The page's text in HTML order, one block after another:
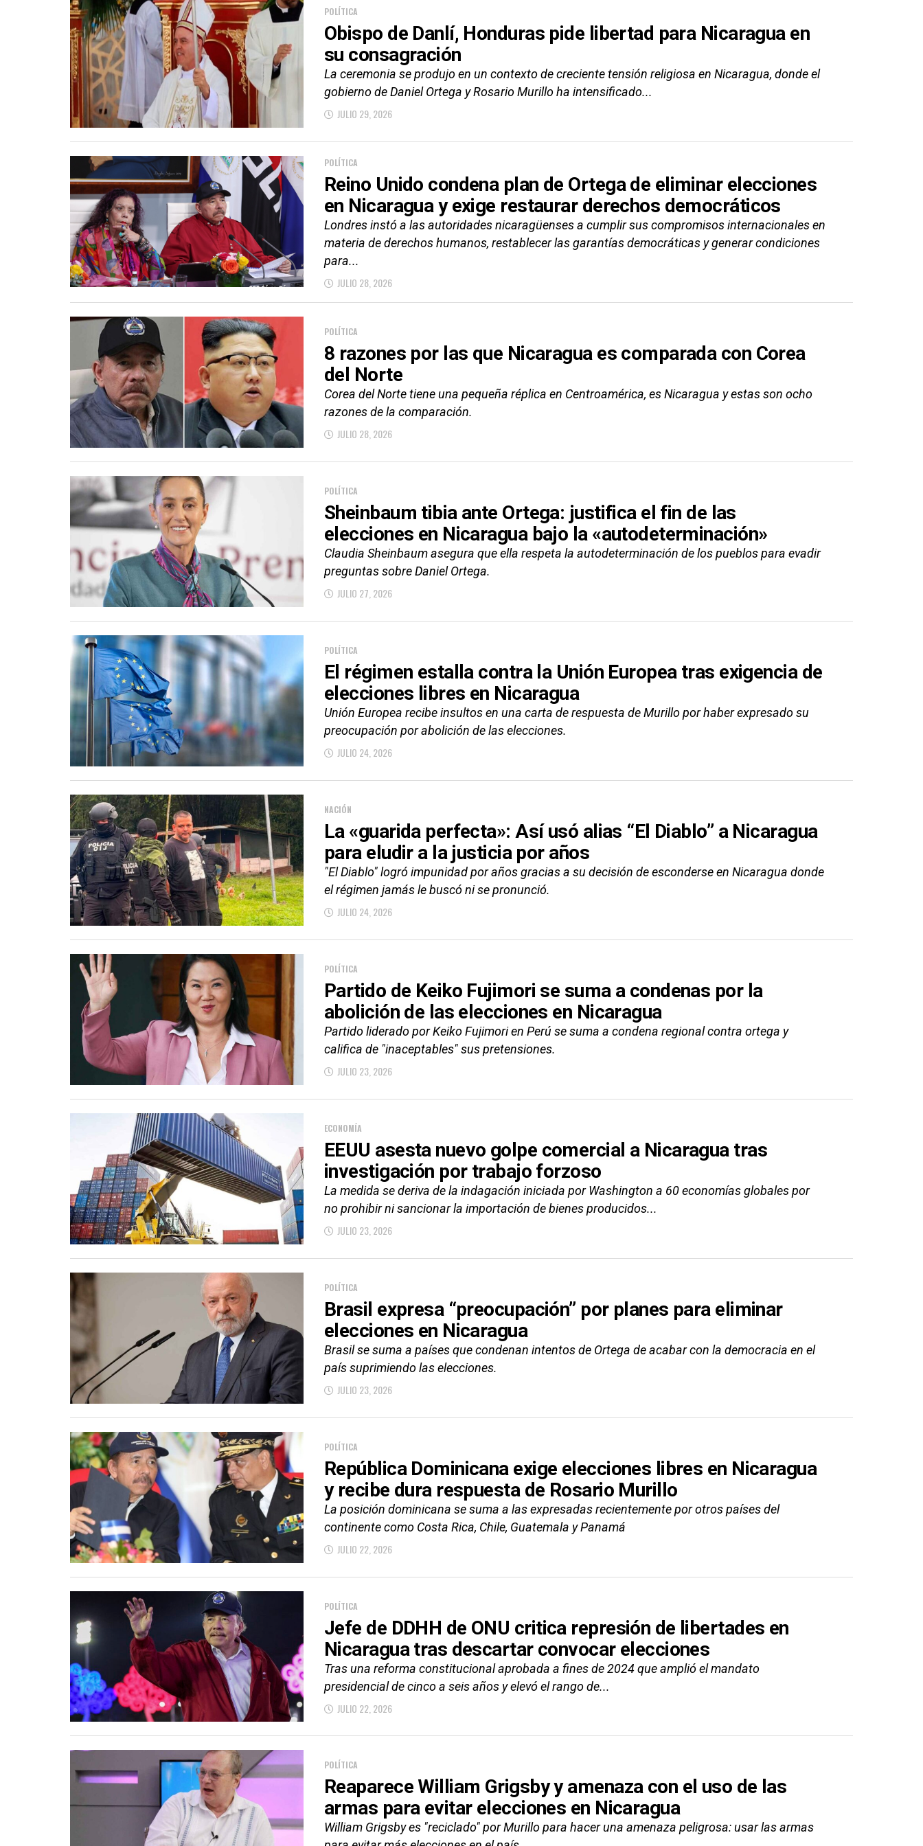
POLÍTICA
Obispo de Danlí, Honduras pide libertad para Nicaragua en
su consagración
La ceremonia se produjo en un contexto de creciente tensión religiosa en Nicaragua, donde el
gobierno de Daniel Ortega y Rosario Murillo ha intensificado...
JULIO 29, 2026
POLÍTICA
Reino Unido condena plan de Ortega de eliminar elecciones
en Nicaragua y exige restaurar derechos democráticos
Londres instó a las autoridades nicaragüenses a cumplir sus compromisos internacionales en
materia de derechos humanos, restablecer las garantías democráticas y generar condiciones
para...
JULIO 28, 2026
POLÍTICA
8 razones por las que Nicaragua es comparada con Corea
del Norte
Corea del Norte tiene una pequeña réplica en Centroamérica, es Nicaragua y estas son ocho
razones de la comparación.
JULIO 28, 2026
POLÍTICA
Sheinbaum tibia ante Ortega: justifica el fin de las
elecciones en Nicaragua bajo la «autodeterminación»
Claudia Sheinbaum asegura que ella respeta la autodeterminación de los pueblos para evadir
preguntas sobre Daniel Ortega.
JULIO 27, 2026
POLÍTICA
El régimen estalla contra la Unión Europea tras exigencia de
elecciones libres en Nicaragua
Unión Europea recibe insultos en una carta de respuesta de Murillo por haber expresado su
preocupación por abolición de las elecciones.
JULIO 24, 2026
NACIÓN
La «guarida perfecta»: Así usó alias “El Diablo” a Nicaragua
para eludir a la justicia por años
"El Diablo" logró impunidad por años gracias a su decisión de esconderse en Nicaragua donde
el régimen jamás le buscó ni se pronunció.
JULIO 24, 2026
POLÍTICA
Partido de Keiko Fujimori se suma a condenas por la
abolición de las elecciones en Nicaragua
Partido liderado por Keiko Fujimori en Perú se suma a condena regional contra ortega y
califica de "inaceptables" sus pretensiones.
JULIO 23, 2026
ECONOMÍA
EEUU asesta nuevo golpe comercial a Nicaragua tras
investigación por trabajo forzoso
La medida se deriva de la indagación iniciada por Washington a 60 economías globales por
no prohibir ni sancionar la importación de bienes producidos...
JULIO 23, 2026
POLÍTICA
Brasil expresa “preocupación” por planes para eliminar
elecciones en Nicaragua
Brasil se suma a países que condenan intentos de Ortega de acabar con la democracia en el
país suprimiendo las elecciones.
JULIO 23, 2026
POLÍTICA
República Dominicana exige elecciones libres en Nicaragua
y recibe dura respuesta de Rosario Murillo
La posición dominicana se suma a las expresadas recientemente por otros países del
continente como Costa Rica, Chile, Guatemala y Panamá
JULIO 22, 2026
POLÍTICA
Jefe de DDHH de ONU critica represión de libertades en
Nicaragua tras descartar convocar elecciones
Tras una reforma constitucional aprobada a fines de 2024 que amplió el mandato
presidencial de cinco a seis años y elevó el rango de...
JULIO 22, 2026
POLÍTICA
Reaparece William Grigsby y amenaza con el uso de las
armas para evitar elecciones en Nicaragua
William Grigsby es "reciclado" por Murillo para hacer una amenaza peligrosa: usar las armas